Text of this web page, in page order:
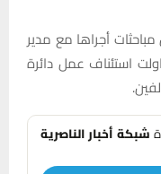
أجراها مع مدير
استئناف عمل دائرة
شبكة أخبار الناصرية